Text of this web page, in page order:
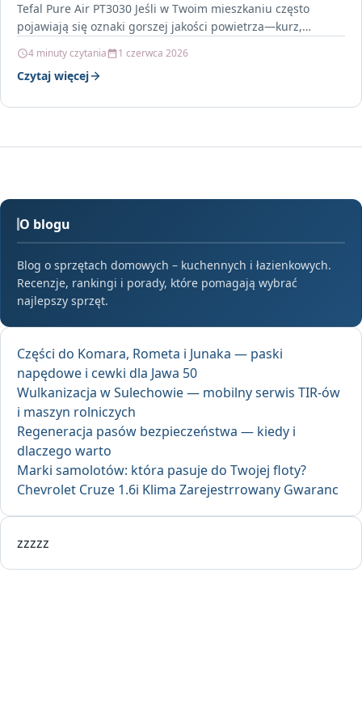
Tefal Pure Air PT3030 Jeśli w Twoim mieszkaniu często
pojawiają się oznaki gorszej jakości powietrza—kurz,
4 minuty czytania 1 czerwca 2026
Czytaj więcej
O blogu
Blog o sprzętach domowych – kuchennych i łazienkowych.
Recenzje, rankingi i porady, które pomagają wybrać
najlepszy sprzęt.
Części do Komara, Rometa i Junaka — paski
napędowe i cewki dla Jawa 50
Wulkanizacja w Sulechowie — mobilny serwis TIR-ów
i maszyn rolniczych
Regeneracja pasów bezpieczeństwa — kiedy i
dlaczego warto
Marki samolotów: która pasuje do Twojej floty?
Chevrolet Cruze 1.6i Klima Zarejestrrowany Gwaranc
zzzzz